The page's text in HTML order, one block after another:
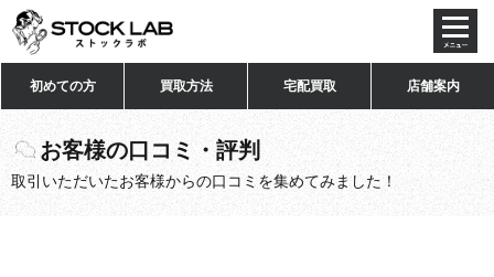
初めての方 買取方法 宅配買取 店舗案内
お客様の口コミ・評判
取引いただいたお客様からの口コミを集めてみました！